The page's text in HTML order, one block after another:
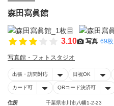
森田寫眞館
3.10 写真 69枚
写真館・フォトスタジオ
出張・訪問対応 日祝OK
カード可 QRコード決済可
住所
千葉県市川市八幡1-2-23